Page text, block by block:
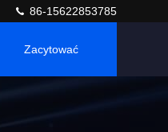
86-15622853785
Zacytować